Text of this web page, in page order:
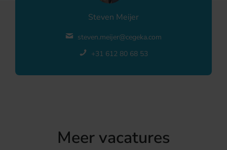
Steven Meijer
steven.meijer@cegeka.com
+31 612 80 68 53
Meer vacatures